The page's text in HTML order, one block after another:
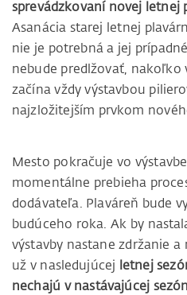
sprevádzkovaní novej letnej
Asanácia starej letnej
nie je potrebná a jej
nebude predlžovať, nakoľko
začína vždy výstavbou
najzložitejším prvkom
Mesto pokračuje vo
momentálne prebieha
dodávateľa. Plaváreň bude
budúceho roka. Ak by
výstavby nastane zdržanie
už v nasledujúcej letnej
nechajú v nastávajúcej